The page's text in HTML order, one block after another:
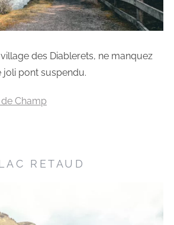
des Diablerets, ne manquez
joli pont suspendu.
Champ
RETAUD